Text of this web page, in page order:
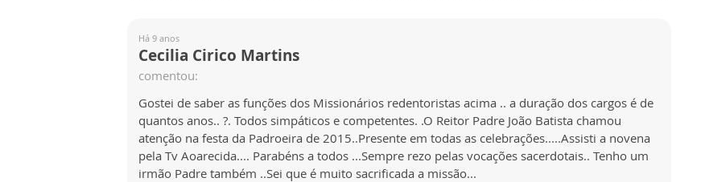
Há 9 anos
Cecilia Cirico Martins
comentou:
Gostei de saber as funções dos Missionários redentoristas acima .. a duração dos cargos é de
quantos anos.. ?. Todos simpáticos e competentes. .O Reitor Padre João Batista chamou
atenção na festa da Padroeira de 2015..Presente em todas as celebrações.....Assisti a novena
pela Tv Aoarecida.... Parabéns a todos ...Sempre rezo pelas vocações sacerdotais.. Tenho um
irmão Padre também ..Sei que é muito sacrificada a missão...